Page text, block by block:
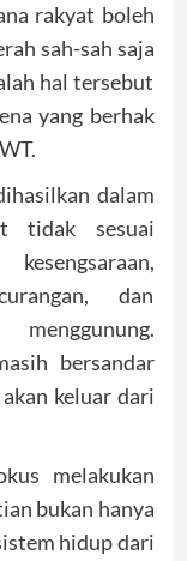
rakyat boleh
sah-sah saja
hal tersebut
yang berhak
dalam
tidak sesuai
dan
bersandar
keluar dari
melakukan
bukan hanya
hidup dari